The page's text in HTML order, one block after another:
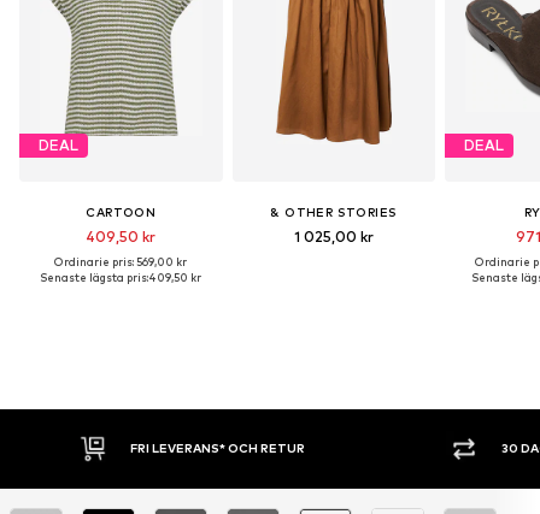
DEAL
CARTOON
409,50 kr
Ordinarie pris: 569,00 kr
Senaste lägsta pris:409,50 kr
& OTHER STORIES
1 025,00 kr
DEAL
Ordinarie
Senaste
30 DAGARS ÖPPET KÖP SHOPPA NU.